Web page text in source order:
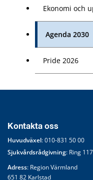
Ekonomi och
Agenda 2030
Pride 2026
Kontakta oss
Huvudväxel: 010-831 50 00
Sjukvårdsrådgivning: Ring
Adress: Region Värmland
651 82 Karlstad